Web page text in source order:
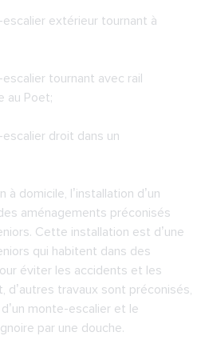
escalier extérieur tournant à
escalier tournant avec rail
au Poet;
escalier droit dans un
domicile, l’installation d’un
aménagements préconisés
Cette installation est d’une
qui habitent dans des
éviter les accidents et les
d’autres travaux sont préconisés,
monte-escalier et le
par une douche.